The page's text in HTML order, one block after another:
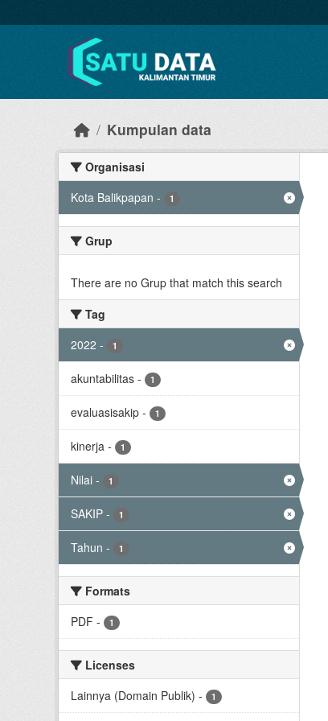
Kumpulan data
Organisasi
Kota Balikpapan - 1
Grup
There are no Grup that match this search
Tag
2022 - 1
akuntabilitas - 1
evaluasisakip - 1
kinerja - 1
Nilai - 1
SAKIP - 1
Tahun - 1
Formats
PDF - 1
Licenses
Lainnya (Domain Publik) - 1